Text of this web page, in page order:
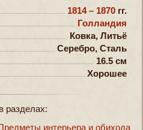
1814 – 1870 гг.
Голландия
Ковка, Литьё
Серебро, Сталь
16.5 см
Хорошее
разделах:
интерьера и обихода